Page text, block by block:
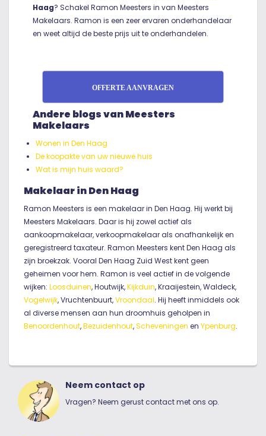
Haag? Schakel Ramon Meesters in van Meesters
Makelaars. Ramon is een zeer ervaren onderhandelaar
en weet altijd de beste prijs uit te onderhandelen.
OFFERTE AANVRAGEN
Andere blogs van Meesters
Makelaars
Wonen in Den Haag
De koopakte van uw nieuwe huis
Wat is mijn huis waard?
Makelaar in Den Haag
Ramon Meesters is een makelaar in Den Haag. Hij werkt bij
Meesters Makelaars. Daar is hij zowel actief als
aankoopmakelaar, verkoopmakelaar als onafhankelijk en
geregistreerd taxateur. Ramon Meesters kent Den Haag als
zijn broekzak. Vooral Den Haag Zuid West kent geen
geheimen voor hem. Ramon is veel actief in de volgende
wijken: Loosduinen, Houtwijk,Kijkduin, Kraaijestein, Waldeck,
Vogelwijk, Vruchtenbuurt,Vroondaal. Hij heeft inmiddels ook
al diverse mensen aan hun droomhuis geholpen in
Benoordenhout,Bezuidenhout,Scheveningen en Ypenburg.
Neem contact op
Vragen? Neem gerust contact met ons op.